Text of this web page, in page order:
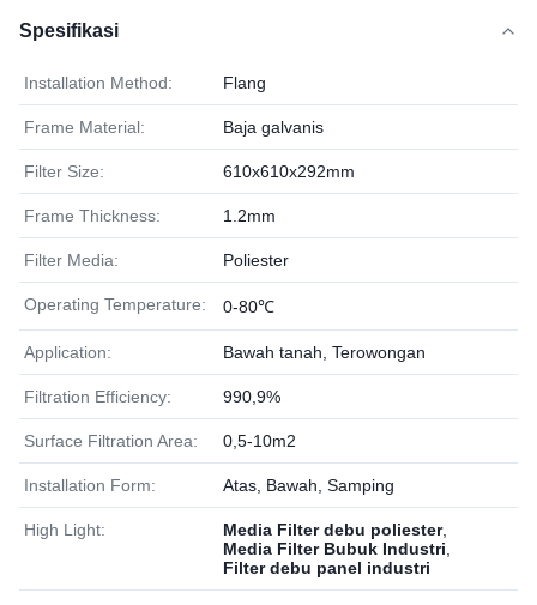
Spesifikasi
Installation Method: Flang
Frame Material: Baja galvanis
Filter Size: 610x610x292mm
Frame Thickness: 1.2mm
Filter Media: Poliester
Operating Temperature: 0-80℃
Application: Bawah tanah, Terowongan
Filtration Efficiency: 990,9%
Surface Filtration Area: 0,5-10m2
Installation Form: Atas, Bawah, Samping
High Light: Media Filter debu poliester,
Media Filter Bubuk Industri
Filter debu panel industri